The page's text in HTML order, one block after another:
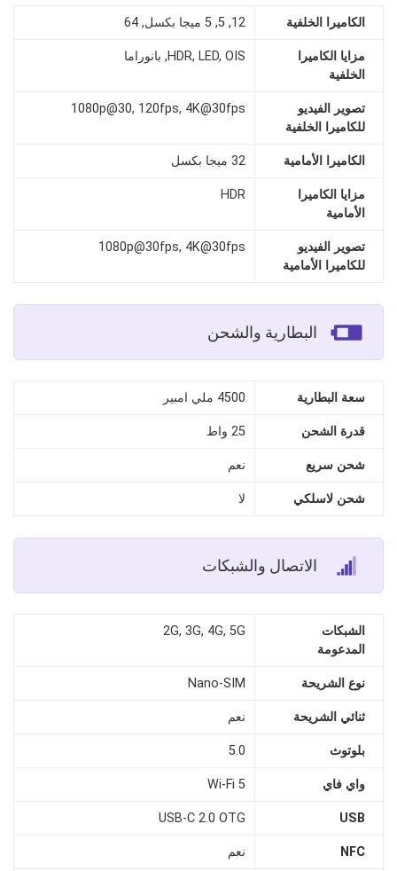
الكاميرا الخلفية 12, 5, 5 ميجا بكسل, 64
مزايا الكاميرا
الخلفية
HDR, LED, OIS, بانوراما
تصوير الفيديو
للكاميرا الخلفية
1080p@30, 120fps, 4K@30fps
الكاميرا الأمامية 32 ميجا بكسل
مزايا الكاميرا
الأمامية
HDR
تصوير الفيديو
للكاميرا الأمامية
1080p@30fps, 4K@30fps
البطارية والشحن
سعة البطارية 4500 ملي امبير
قدرة الشحن 25 واط
شحن سريع نعم
شحن لاسلكي لا
الاتصال والشبكات
الشبكات
المدعومة
2G, 3G, 4G, 5G
نوع الشريحة Nano‑SIM
ثنائي الشريحة نعم
بلوتوث 5.0
واي فاي Wi‑Fi 5
USB
USB‑C 2.0 OTG
NFC نعم